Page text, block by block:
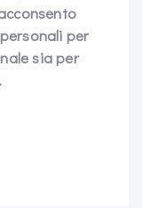
per
sia per